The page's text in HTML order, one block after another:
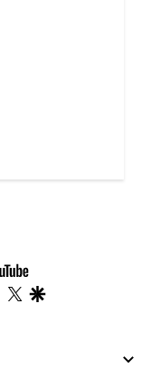
youtube-
footer
facebook
twitter